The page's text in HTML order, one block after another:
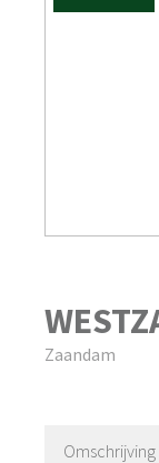
Zaandam
Omschrijving